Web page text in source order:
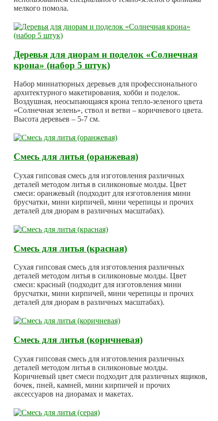
мелкого помола.
Деревья для диорам и поделок «Солнечная
крона» (набор 5 штук)
Набор миниатюрных деревьев для профессионального
архитектурного макетирования, хобби и поделок.
Воздушная, неосыпающаяся крона тепло-зеленого цвета
«Солнечная зелень», ствол и ветви – коричневого цвета.
Высота деревьев – 5-7 см.
Смесь для литья (оранжевая)
Сухая гипсовая смесь для изготовления различных
деталей методом литья в силиконовые молды. Цвет
смеси: оранжевый (подходит для изготовления мини
брусчатки, мини кирпичей, мини черепицы и прочих
деталей для диорам в различных масштабах).
Смесь для литья (красная)
Сухая гипсовая смесь для изготовления различных
деталей методом литья в силиконовые молды. Цвет
смеси: красный (подходит для изготовления мини
брусчатки, мини кирпичей, мини черепицы и прочих
деталей для диорам в различных масштабах).
Смесь для литья (коричневая)
Сухая гипсовая смесь для изготовления различных
деталей методом литья в силиконовые молды.
Коричневый цвет смеси подходит для различных ящиков,
бочек, пней, камней, мини кирпичей и прочих
аксессуаров на диорамах и макетах.